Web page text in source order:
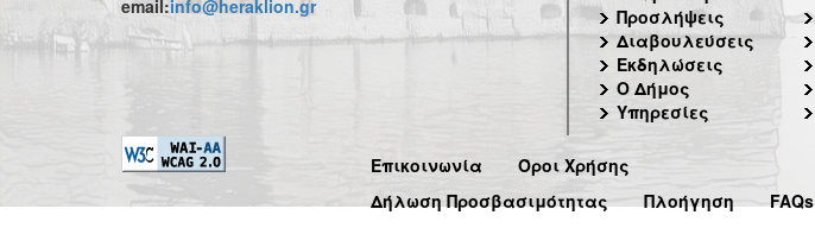
email:info@heraklion.gr
Προσλήψεις
Διαβουλεύσεις
Εκδηλώσεις
Ο Δήμος
Υπηρεσίες
Επικοινωνία
Όροι Χρήσης
Δήλωση Προσβασιμότητας
Πλοήγηση FAQs